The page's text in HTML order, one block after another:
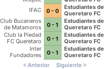
IFAC
0 - 0
Estudiantes de
Queretaro FC
Club Bucaneros
de Matamoros
Garzas Blancas
FC
0 - 1
Estudiantes de
Queretaro FC
Club la Piedad
FC Queretaro
0 - 1
Estudiantes de
Queretaro FC
Inter
Fundadores
Queretaro FC
0 - 1
Estudiantes de
Queretaro FC
Anterior
Siguiente